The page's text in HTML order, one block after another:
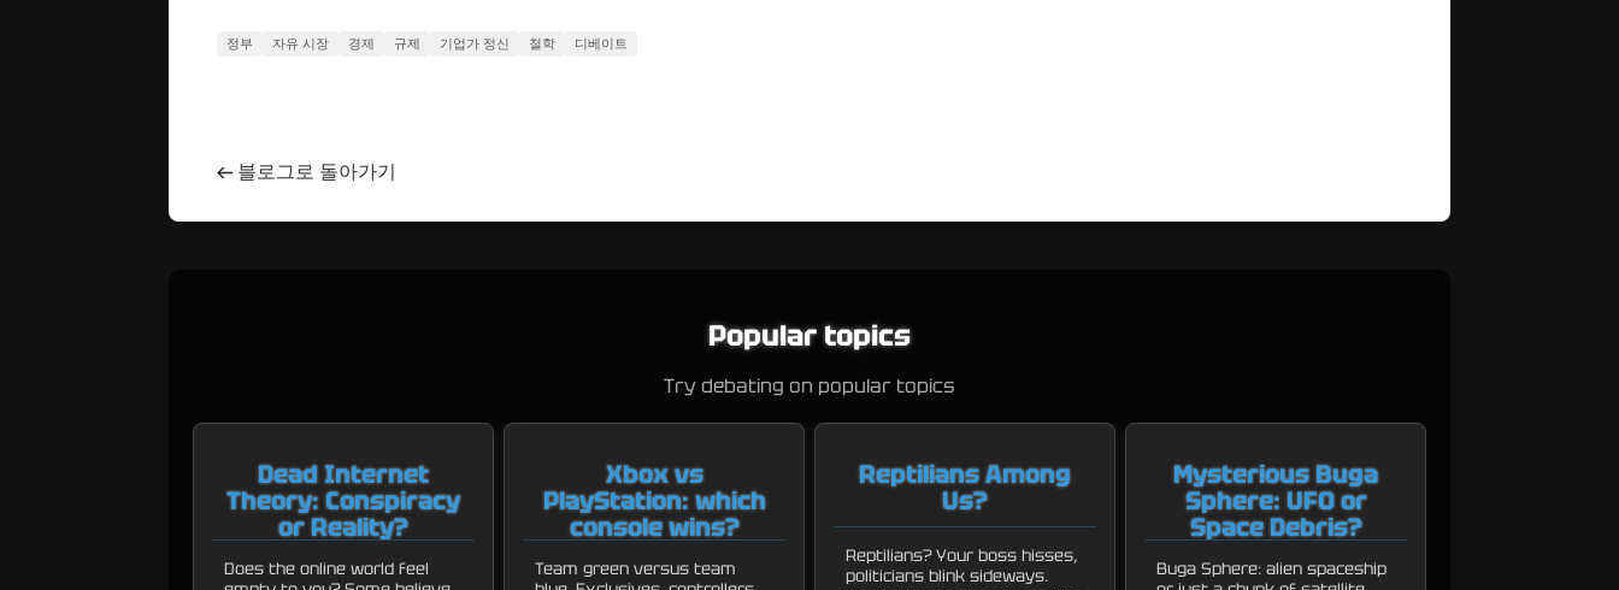
정부 자유 시장 경제 규제 기업가 정신 철학 디베이트
←블로그로 돌아가기
Popular topics
Try debating on popular topics
Dead Internet
Theory: Conspiracy
or Reality?
Does the online world feel
Xbox vs
PlayStation: which
console wins?
Team green versus team
Reptilians Among
Us?
Reptilians? Your boss hisses,
politicians blink sideways.
Mysterious Buga
Sphere: UFO or
Space Debris?
Buga Sphere: alien spaceship